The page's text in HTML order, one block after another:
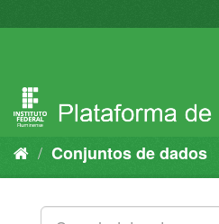
para
Conjuntos de dados